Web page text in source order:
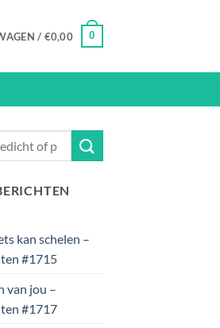
/ €0,00 0
kan schelen –
#1715
van jou –
#1717